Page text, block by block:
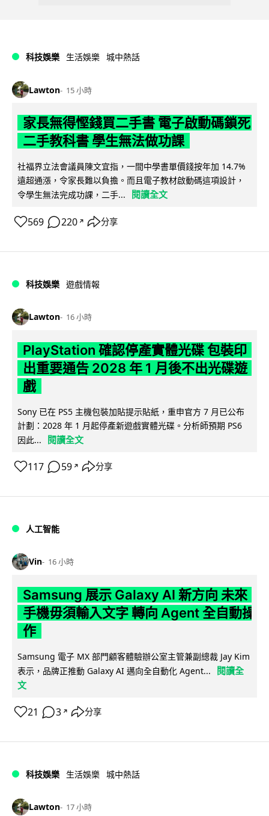
科技娛樂 生活娛樂 城中熱話
Lawton 15 小時
家長無得慳錢買二手書 電子啟動碼鎖死
二手教科書 學生無法做功課
社福界立法會議員陳文宜指，一間中學書單價錢按年加 14.7%
遠超通漲，令家長難以負擔。而且電子教材啟動碼這項設計，
令學生無法完成功課，二手...
閱讀全文
569 220 ↗ 分享
科技娛樂 遊戲情報
Lawton 16 小時
PlayStation 確認停產實體光碟 包裝印
出重要通告 2028 年 1 月後不出光碟遊
戲
Sony 已在 PS5 主機包裝加貼提示貼紙，重申官方 7 月已公布
計劃：2028 年 1 月起停產新遊戲實體光碟。分析師預期 PS6
因此...
閱讀全文
117 59 ↗ 分享
人工智能
Vin 16 小時
Samsung 展示 Galaxy AI 新方向 未來
手機毋須輸入文字 轉向 Agent 全自動操
作
Samsung 電子 MX 部門顧客體驗辦公室主管兼副總裁 Jay Kim
表示，品牌正推動 Galaxy AI 邁向全自動化 Agent...
閱讀全
文
21 3 ↗ 分享
科技娛樂 生活娛樂 城中熱話
Lawton 17 小時